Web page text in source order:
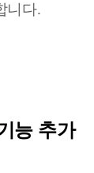
니다.
능 추가